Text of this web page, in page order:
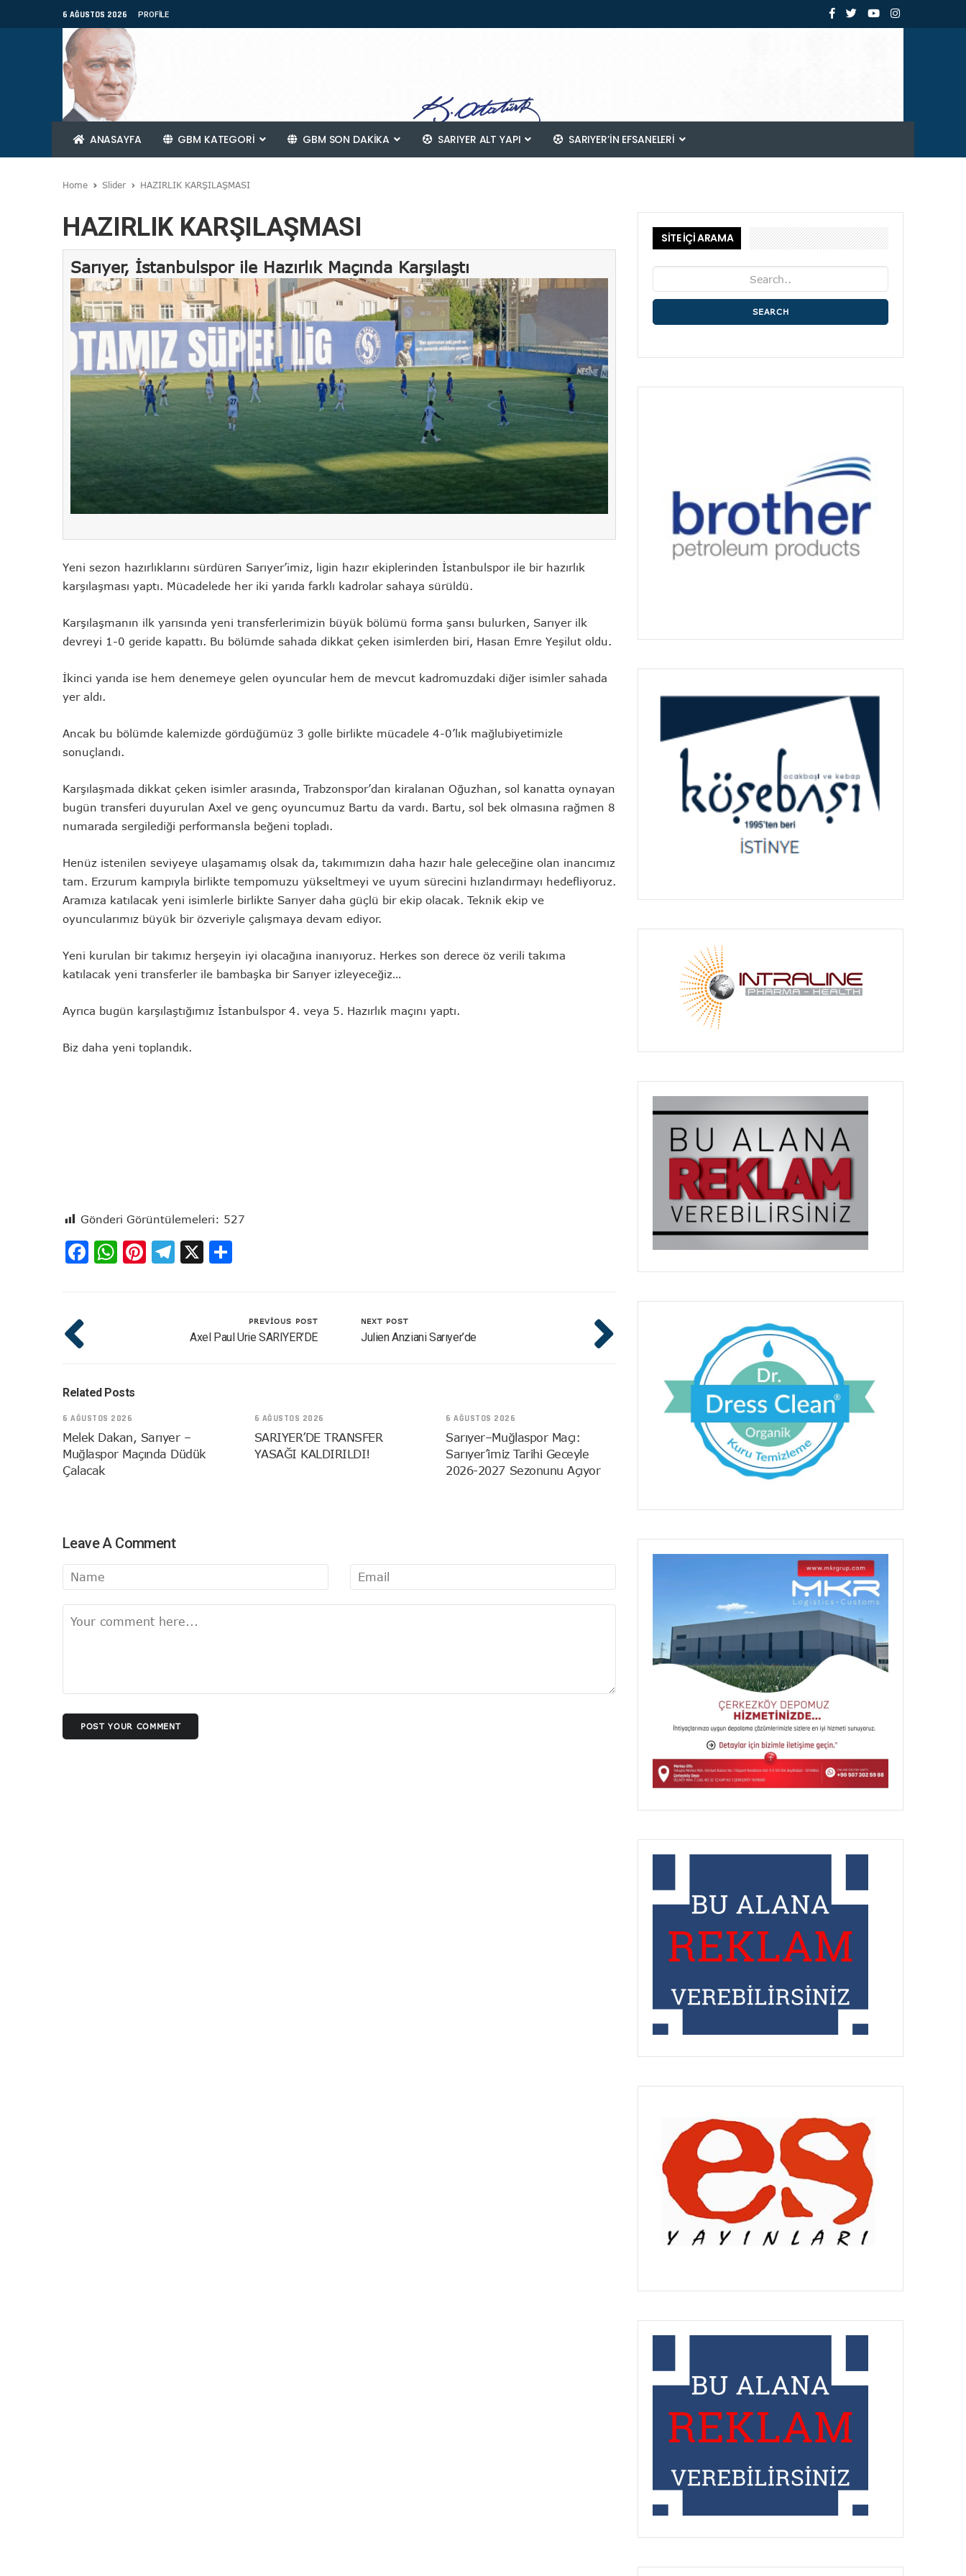
6 AĞUSTOS 2026 PROFILE
ANASAYFA GBM KATEGORİ GBM SON DAKİKA SARIYER ALT YAPI SARIYER’IN EFSANELERI
Home Slider HAZIRLIK KARŞILAŞMASI
HAZIRLIK KARŞILAŞMASI
Sarıyer, İstanbulspor ile Hazırlık Maçında Karşılaştı
Yeni sezon hazırlıklarını sürdüren Sarıyer’imiz, ligin hazır ekiplerinden İstanbulspor ile bir hazırlık
karşılaşması yaptı. Mücadelede her iki yarıda farklı kadrolar sahaya sürüldü.
Karşılaşmanın ilk yarısında yeni transferlerimizin büyük bölümü forma şansı bulurken, Sarıyer ilk
devreyi 1-0 geride kapattı. Bu bölümde sahada dikkat çeken isimlerden biri, Hasan Emre Yeşilut oldu.
İkinci yarıda ise hem denemeye gelen oyuncular hem de mevcut kadromuzdaki diğer isimler sahada
yer aldı.
Ancak bu bölümde kalemizde gördüğümüz 3 golle birlikte mücadele 4-0’lık mağlubiyetimizle
sonuçlandı.
Karşılaşmada dikkat çeken isimler arasında, Trabzonspor’dan kiralanan Oğuzhan, sol kanatta oynayan
bugün transferi duyurulan Axel ve genç oyuncumuz Bartu da vardı. Bartu, sol bek olmasına rağmen 8
numarada sergilediği performansla beğeni topladı.
Henüz istenilen seviyeye ulaşamamış olsak da, takımımızın daha hazır hale geleceğine olan inancımız
tam. Erzurum kampıyla birlikte tempomuzu yükseltmeyi ve uyum sürecini hızlandırmayı hedefliyoruz.
Aramıza katılacak yeni isimlerle birlikte Sarıyer daha güçlü bir ekip olacak. Teknik ekip ve
oyuncularımız büyük bir özveriyle çalışmaya devam ediyor.
Yeni kurulan bir takımız herşeyin iyi olacağına inanıyoruz. Herkes son derece öz verili takıma
katılacak yeni transferler ile bambaşka bir Sarıyer izleyeceğiz…
Ayrıca bugün karşılaştığımız İstanbulspor 4. veya 5. Hazırlık maçını yaptı.
Biz daha yeni toplandık.
Gönderi Görüntülemeleri: 527
Facebook
WhatsApp
Pinterest
Telegram
X
PREVIOUS POST
Axel Paul Urie SARIYER’DE
NEXT POST
Julien Anziani Sarıyer’de
Related Posts
6 AĞUSTOS 2026
Melek Dakan, Sarıyer –
Muğlaspor Maçında Düdük
Çalacak
6 AĞUSTOS 2026
SARIYER’DE TRANSFER
YASAĞI KALDIRILDI!
6 AĞUSTOS 2026
Sarıyer–Muğlaspor Maçı:
Sarıyer’imiz Tarihi Geceyle
2026-2027 Sezonunu Açıyor
Leave A Comment
POST YOUR COMMENT
SİTE İÇİ ARAMA
SEARCH